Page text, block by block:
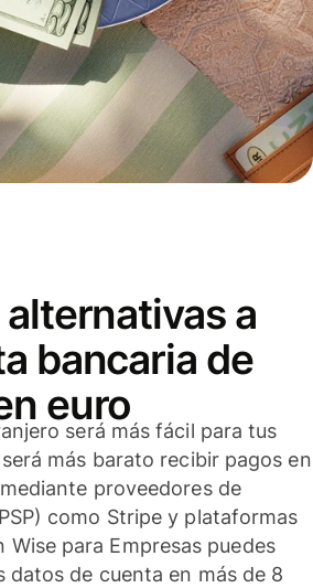
a
bancaria de
euro
será más fácil para tus
más barato recibir pagos en
proveedores de
como Stripe y plataformas
Wise para Empresas puedes
de cuenta en más de 8